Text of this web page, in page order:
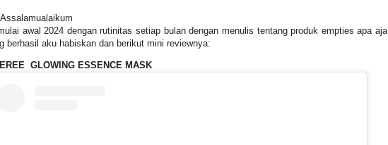
Assalamualaikum
awal 2024 dengan rutinitas setiap bulan dengan menulis tentang produk empties apa aja
berhasil aku habiskan dan berikut mini reviewnya:
GLOWING ESSENCE MASK